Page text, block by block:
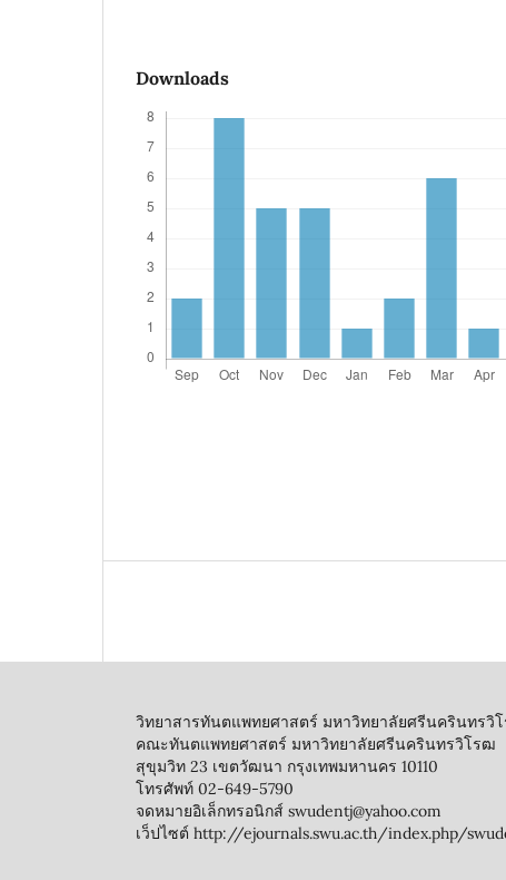
Downloads
วิทยาสารทันตแพทยศาสตร์ มหาวิทยาลัยศรีนครินทรวิ
คณะทันตแพทยศาสตร์ มหาวิทยาลัยศรีนครินทรวิโรฒ
สุขุมวิท 23 เขตวัฒนา กรุงเทพมหานคร 10110
โทรศัพท์ 02-649-5790
จดหมายอิเล็กทรอนิกส์ swudentj@yahoo.com
เว็ปไซต์ http://ejournals.swu.ac.th/index.php/